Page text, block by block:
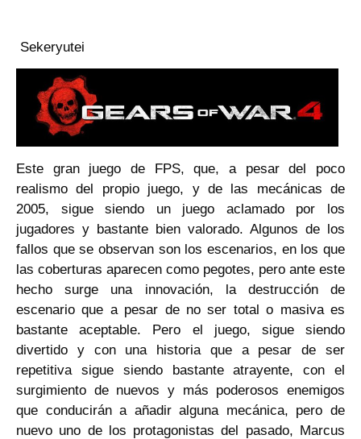
Sekeryutei
Este gran juego de FPS, que, a pesar del poco
realismo del propio juego, y de las mecánicas de
2005, sigue siendo un juego aclamado por los
jugadores y bastante bien valorado. Algunos de los
fallos que se observan son los escenarios, en los que
las coberturas aparecen como pegotes, pero ante este
hecho surge una innovación, la destrucción de
escenario que a pesar de no ser total o masiva es
bastante aceptable. Pero el juego, sigue siendo
divertido y con una historia que a pesar de ser
repetitiva sigue siendo bastante atrayente, con el
surgimiento de nuevos y más poderosos enemigos
que conducirán a añadir alguna mecánica, pero de
nuevo uno de los protagonistas del pasado, Marcus